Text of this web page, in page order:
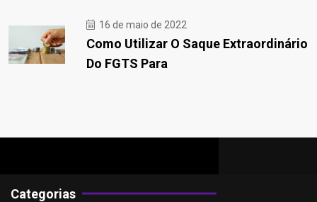
16 de maio de 2022
Como Utilizar O Saque Extraordinário
Do FGTS Para
Categorias